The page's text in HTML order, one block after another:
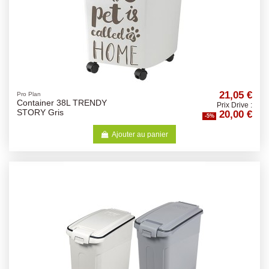
Pro Plan
Container 38L TRENDY
STORY Gris
21,05 €
Prix Drive :
-5% 20,00 €
Ajouter au panier